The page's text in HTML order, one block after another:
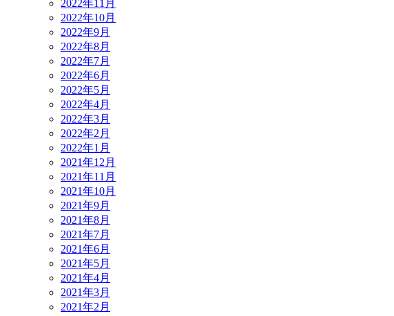
2022年11月
2022年10月
2022年9月
2022年8月
2022年7月
2022年6月
2022年5月
2022年4月
2022年3月
2022年2月
2022年1月
2021年12月
2021年11月
2021年10月
2021年9月
2021年8月
2021年7月
2021年6月
2021年5月
2021年4月
2021年3月
2021年2月